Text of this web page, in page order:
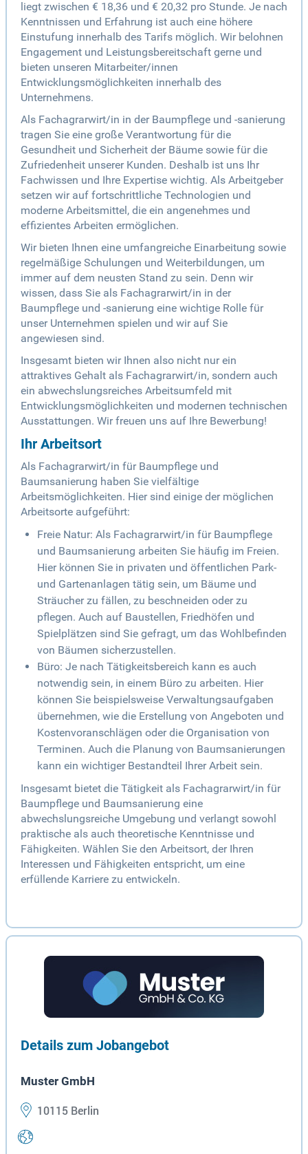
liegt zwischen € 18,36 und € 20,32 pro Stunde. Je nach
Kenntnissen und Erfahrung ist auch eine höhere
Einstufung innerhalb des Tarifs möglich. Wir belohnen
Engagement und Leistungsbereitschaft gerne und
bieten unseren Mitarbeiter/innen
Entwicklungsmöglichkeiten innerhalb des
Unternehmens.
Als Fachagrarwirt/in in der Baumpflege und -sanierung
tragen Sie eine große Verantwortung für die
Gesundheit und Sicherheit der Bäume sowie für die
Zufriedenheit unserer Kunden. Deshalb ist uns Ihr
Fachwissen und Ihre Expertise wichtig. Als Arbeitgeber
setzen wir auf fortschrittliche Technologien und
moderne Arbeitsmittel, die ein angenehmes und
effizientes Arbeiten ermöglichen.
Wir bieten Ihnen eine umfangreiche Einarbeitung sowie
regelmäßige Schulungen und Weiterbildungen, um
immer auf dem neusten Stand zu sein. Denn wir
wissen, dass Sie als Fachagrarwirt/in in der
Baumpflege und -sanierung eine wichtige Rolle für
unser Unternehmen spielen und wir auf Sie
angewiesen sind.
Insgesamt bieten wir Ihnen also nicht nur ein
attraktives Gehalt als Fachagrarwirt/in, sondern auch
ein abwechslungsreiches Arbeitsumfeld mit
Entwicklungsmöglichkeiten und modernen technischen
Ausstattungen. Wir freuen uns auf Ihre Bewerbung!
Ihr Arbeitsort
Als Fachagrarwirt/in für Baumpflege und
Baumsanierung haben Sie vielfältige
Arbeitsmöglichkeiten. Hier sind einige der möglichen
Arbeitsorte aufgeführt:
Freie Natur: Als Fachagrarwirt/in für Baumpflege
und Baumsanierung arbeiten Sie häufig im Freien.
Hier können Sie in privaten und öffentlichen Park-
und Gartenanlagen tätig sein, um Bäume und
Sträucher zu fällen, zu beschneiden oder zu
pflegen. Auch auf Baustellen, Friedhöfen und
Spielplätzen sind Sie gefragt, um das Wohlbefinden
von Bäumen sicherzustellen.
Büro: Je nach Tätigkeitsbereich kann es auch
notwendig sein, in einem Büro zu arbeiten. Hier
können Sie beispielsweise Verwaltungsaufgaben
übernehmen, wie die Erstellung von Angeboten und
Kostenvoranschlägen oder die Organisation von
Terminen. Auch die Planung von Baumsanierungen
kann ein wichtiger Bestandteil Ihrer Arbeit sein.
Insgesamt bietet die Tätigkeit als Fachagrarwirt/in für
Baumpflege und Baumsanierung eine
abwechslungsreiche Umgebung und verlangt sowohl
praktische als auch theoretische Kenntnisse und
Fähigkeiten. Wählen Sie den Arbeitsort, der Ihren
Interessen und Fähigkeiten entspricht, um eine
erfüllende Karriere zu entwickeln.
Details zum Jobangebot
Muster GmbH
10115 Berlin